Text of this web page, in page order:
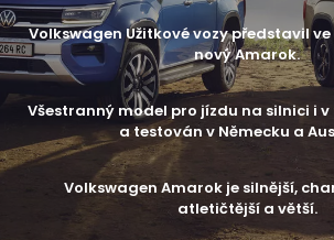
Volkswagen Užitkové vozy představil
nový Amarok.
Všestranný model pro jízdu na silnici i
a testován v Německu a
Volkswagen Amarok je silnější,
atletičtější a větší.